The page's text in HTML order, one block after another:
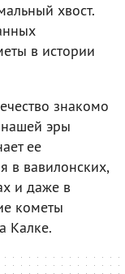
хвост.
в истории
знакомо
эры
ее
в вавилонских,
и даже в
кометы
Калке.